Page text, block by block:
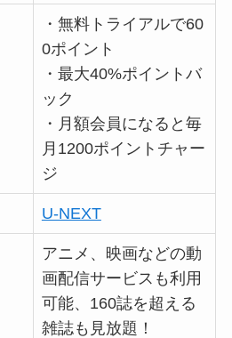
・無料トライアルで60
0ポイント
・最大40%ポイントバ
ック
・月額会員になると毎
月1200ポイントチャー
ジ
U-NEXT
アニメ、映画などの動
画配信サービスも利用
可能、160誌を超える
雑誌も見放題！